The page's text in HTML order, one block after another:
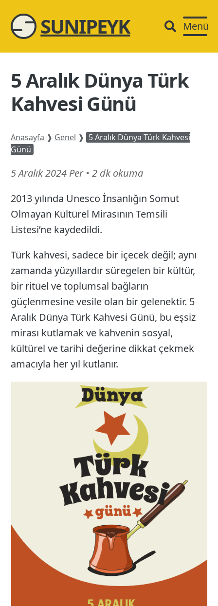
SUNIPEYK Menü
5 Aralık Dünya Türk
Kahvesi Günü
Anasayfa ❱ Genel ❱ 5 Aralık Dünya Türk Kahvesi
Günü
5 Aralık 2024 Per 15
26
• 2 dk okuma
2013 yılında Unesco İnsanlığın Somut
Olmayan Kültürel Mirasının Temsili
Listesi’ne kaydedildi.
Türk kahvesi, sadece bir içecek değil; aynı
zamanda yüzyıllardır süregelen bir kültür,
bir ritüel ve toplumsal bağların
güçlenmesine vesile olan bir gelenektir. 5
Aralık Dünya Türk Kahvesi Günü, bu eşsiz
mirası kutlamak ve kahvenin sosyal,
kültürel ve tarihi değerine dikkat çekmek
amacıyla her yıl kutlanır.